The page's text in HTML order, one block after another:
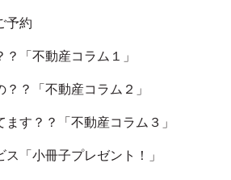
予約
「不動産コラム１」
？「不動産コラム２」
す？？「不動産コラム３」
「小冊子プレゼント！」